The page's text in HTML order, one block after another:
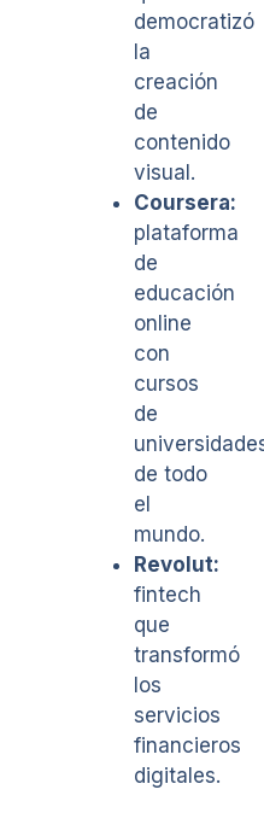
democratizó
la
creación
de
contenido
visual.
Coursera:
plataforma
de
educación
online
con
cursos
de
de todo
el
mundo.
Revolut:
fintech
que
transformó
los
servicios
financieros
digitales.